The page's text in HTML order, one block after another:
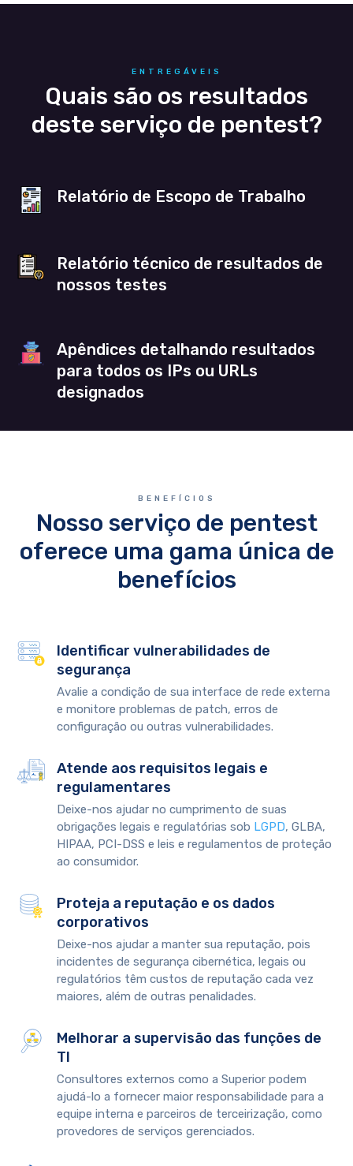
ENTREGÁVEIS
Quais são os resultados
deste serviço de pentest?
Relatório de Escopo de Trabalho
Relatório técnico de resultados de
nossos testes
Apêndices detalhando resultados
para todos os IPs ou URLs
designados
BENEFÍCIOS
Nosso serviço de pentest
oferece uma gama única de
benefícios
Identificar vulnerabilidades de
segurança
Avalie a condição de sua interface de rede externa
e monitore problemas de patch, erros de
configuração ou outras vulnerabilidades.
Atende aos requisitos legais e
regulamentares
Deixe-nos ajudar no cumprimento de suas
obrigações legais e regulatórias sob LGPD, GLBA,
HIPAA, PCI-DSS e leis e regulamentos de proteção
ao consumidor.
Proteja a reputação e os dados
corporativos
Deixe-nos ajudar a manter sua reputação, pois
incidentes de segurança cibernética, legais ou
regulatórios têm custos de reputação cada vez
maiores, além de outras penalidades.
Melhorar a supervisão das funções de
TI
Consultores externos como a Superior podem
ajudá-lo a fornecer maior responsabilidade para a
equipe interna e parceiros de terceirização, como
provedores de serviços gerenciados.